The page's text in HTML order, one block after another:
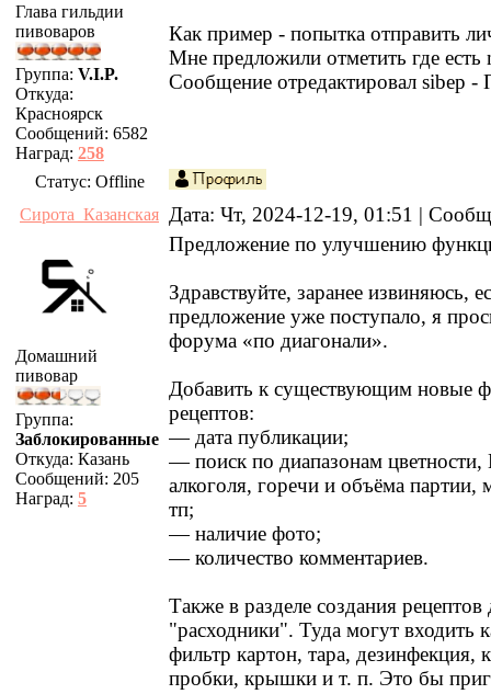
Глава гильдии
пивоваров
Группа: V.I.P.
Откуда:
Красноярск
Сообщений: 6582
Наград: 258
Как пример - попытка отправить
Мне предложили отметить где есть
Сообщение отредактировал sibep -
Статус: Offline
Сирота_Казанская
Дата: Чт, 2024-12-19, 01:51 |
Домашний
пивовар
Группа:
Заблокированные
Откуда: Казань
Сообщений: 205
Наград: 5
Предложение по улучшению
Здравствуйте, заранее извиняюсь,
предложение уже поступало, я
форума «по диагонали».
Добавить к существующим новые
рецептов:
— дата публикации;
— поиск по диапазонам
алкоголя, горечи и объёма партии,
тп;
— наличие фото;
— количество комментариев.
Также в разделе создания рецептов
"расходники". Туда могут входить
фильтр картон, тара, дезинфекция,
пробки, крышки и т. п. Это бы